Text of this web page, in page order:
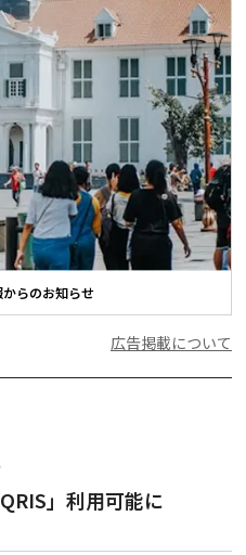
らのお知らせ
広告掲載について
」利用可能に